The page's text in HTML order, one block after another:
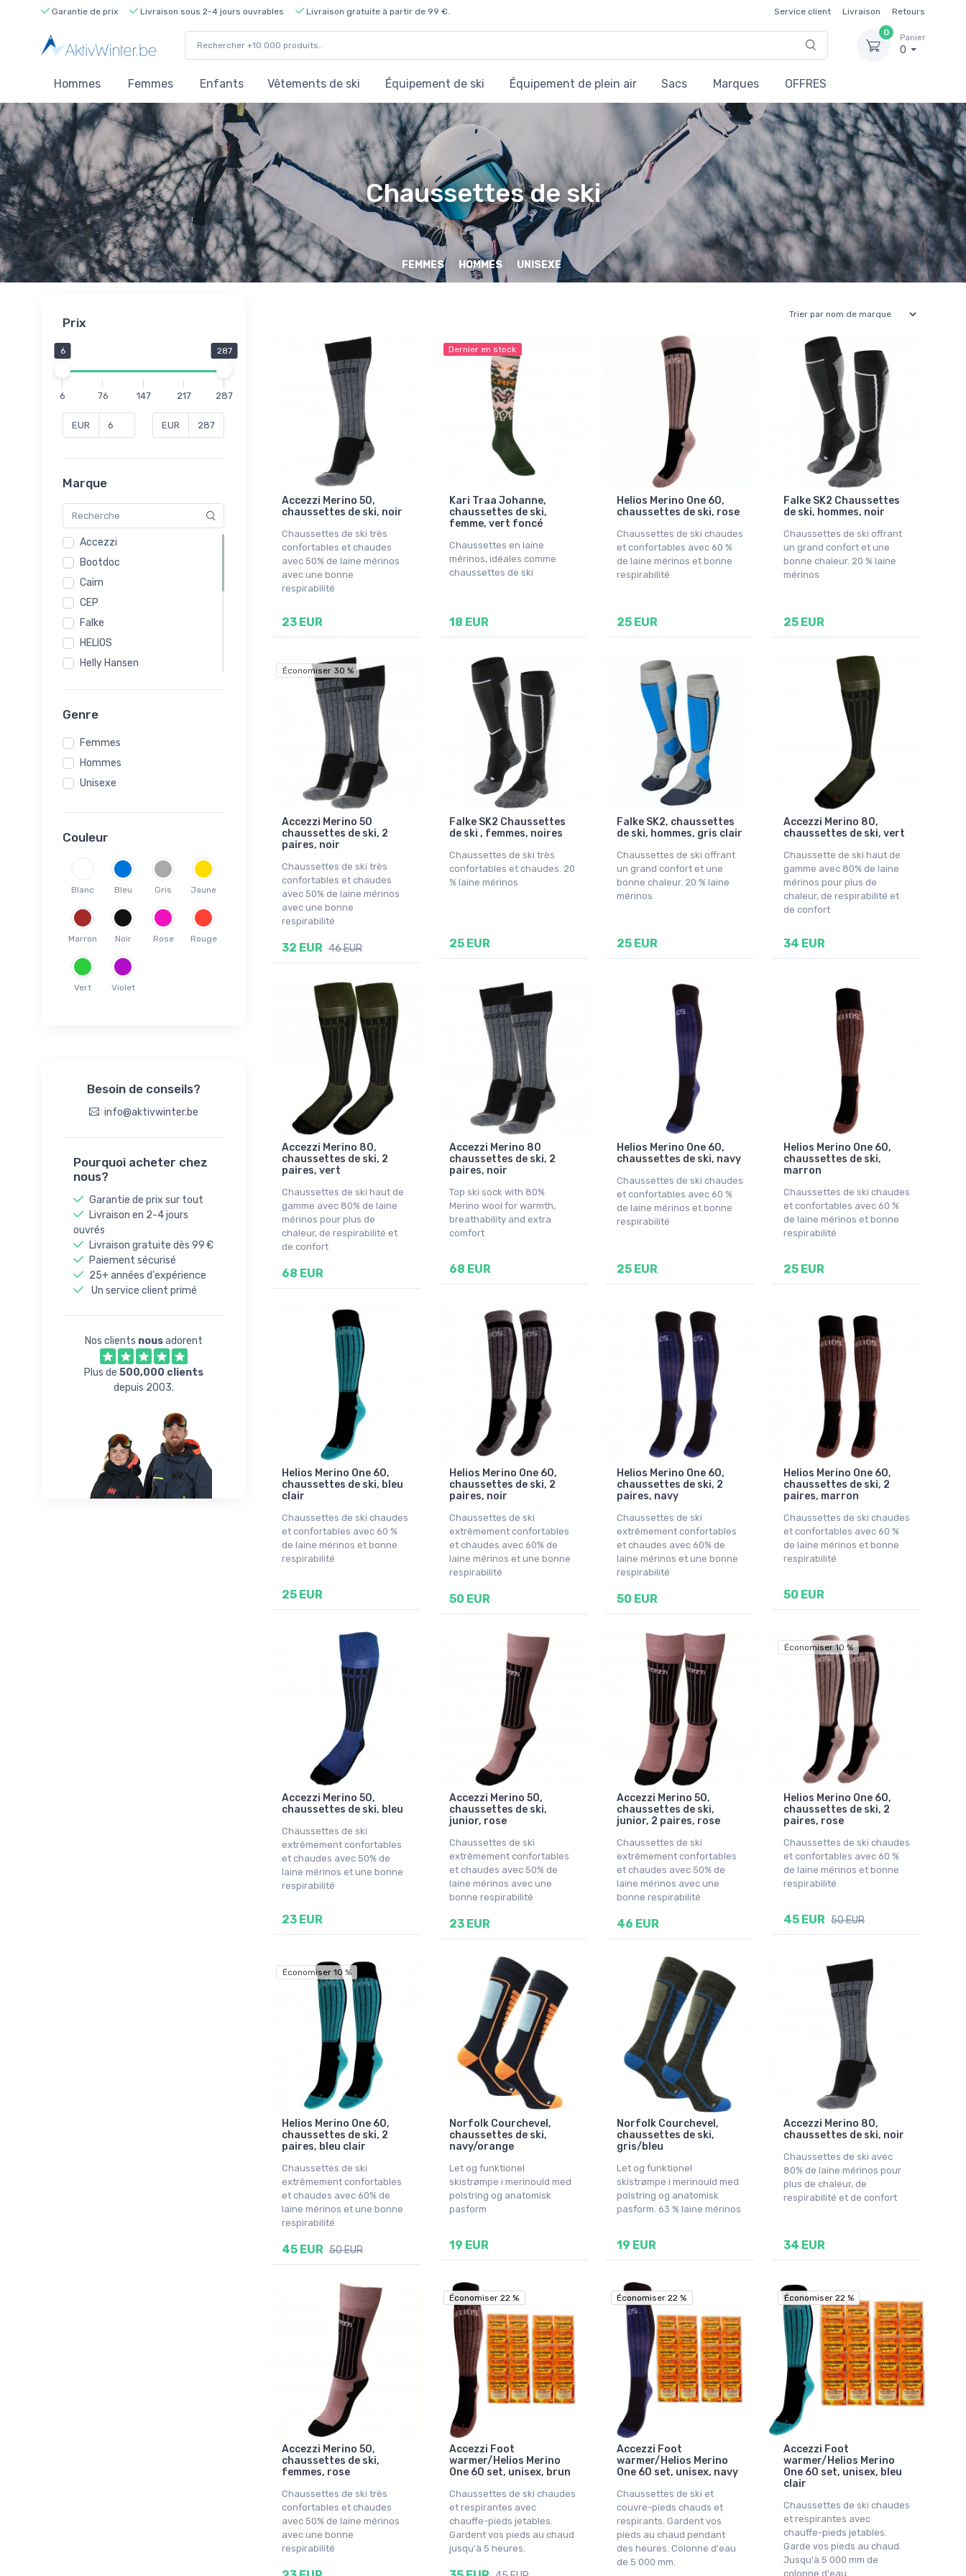
Garantie de prix Livraison sous 2-4 jours ouvrables Livraison gratuite à partir de 99 €. Service client Livraison Retours
0
Panier
0
Hommes Femmes Enfants Vêtements de ski Équipement de ski Équipement de plein air Sacs Marques OFFRES
Chaussettes de ski
FEMMES HOMMES UNISEXE
Prix
6 287
6 76 147 217 287
EUR EUR
Marque
Accezzi
Bootdoc
Cairn
CEP
Falke
HELIOS
Helly Hansen
Norfolk
Ortovox
POC
Swix
Ulvang
Genre
Femmes
Hommes
Unisexe
Couleur
Blanc Bleu Gris Jaune
Marron Noir Rose Rouge
Vert Violet
Besoin de conseils?
info@aktivwinter.be
Pourquoi acheter chez
nous?
Garantie de prix sur tout
Livraison en 2-4 jours
ouvrés
Livraison gratuite dès 99 €
Paiement sécurisé
25+ années d'expérience
Un service client primé
Nos clients nousadorent
Plus de 500,000 clients
depuis 2003.
Accezzi Merino 50,
chaussettes de ski, noir
Chaussettes de ski très
confortables et chaudes
avec 50% de laine mérinos
avec une bonne
respirabilité
23 EUR
Dernier en stock
Kari Traa Johanne,
chaussettes de ski,
femme, vert foncé
Chaussettes en laine
mérinos, idéales comme
chaussettes de ski
18 EUR
Helios Merino One 60,
chaussettes de ski, rose
Chaussettes de ski chaudes
et confortables avec 60 %
de laine mérinos et bonne
respirabilité
25 EUR
Falke SK2 Chaussettes
de ski, hommes, noir
Chaussettes de ski offrant
un grand confort et une
bonne chaleur. 20 % laine
mérinos
25 EUR
Économiser 30 %
Accezzi Merino 50
chaussettes de ski, 2
paires, noir
Chaussettes de ski très
confortables et chaudes
avec 50% de laine mérinos
avec une bonne
respirabilité
32 EUR 46 EUR
Falke SK2 Chaussettes
de ski , femmes, noires
Chaussettes de ski très
confortables et chaudes. 20
% laine mérinos
25 EUR
Falke SK2, chaussettes
de ski, hommes, gris clair
Chaussettes de ski offrant
un grand confort et une
bonne chaleur. 20 % laine
mérinos
25 EUR
Accezzi Merino 80,
chaussettes de ski, vert
Chaussette de ski haut de
gamme avec 80% de laine
mérinos pour plus de
chaleur, de respirabilité et
de confort
34 EUR
Accezzi Merino 80,
chaussettes de ski, 2
paires, vert
Chaussettes de ski haut de
gamme avec 80% de laine
mérinos pour plus de
chaleur, de respirabilité et
de confort
68 EUR
Accezzi Merino 80
chaussettes de ski, 2
paires, noir
Top ski sock with 80%
Merino wool for warmth,
breathability and extra
comfort
68 EUR
Helios Merino One 60,
chaussettes de ski, navy
Chaussettes de ski chaudes
et confortables avec 60 %
de laine mérinos et bonne
respirabilité
25 EUR
Helios Merino One 60,
chaussettes de ski,
marron
Chaussettes de ski chaudes
et confortables avec 60 %
de laine mérinos et bonne
respirabilité
25 EUR
Helios Merino One 60,
chaussettes de ski, bleu
clair
Chaussettes de ski chaudes
et confortables avec 60 %
de laine mérinos et bonne
respirabilité
25 EUR
Helios Merino One 60,
chaussettes de ski, 2
paires, noir
Chaussettes de ski
extrêmement confortables
et chaudes avec 60% de
laine mérinos et une bonne
respirabilité
50 EUR
Helios Merino One 60,
chaussettes de ski, 2
paires, navy
Chaussettes de ski
extrêmement confortables
et chaudes avec 60% de
laine mérinos et une bonne
respirabilité
50 EUR
Helios Merino One 60,
chaussettes de ski, 2
paires, marron
Chaussettes de ski chaudes
et confortables avec 60 %
de laine mérinos et bonne
respirabilité
50 EUR
Accezzi Merino 50,
chaussettes de ski, bleu
Chaussettes de ski
extrêmement confortables
et chaudes avec 50% de
laine mérinos et une bonne
respirabilité
23 EUR
Accezzi Merino 50,
chaussettes de ski,
junior, rose
Chaussettes de ski
extrêmement confortables
et chaudes avec 50% de
laine mérinos avec une
bonne respirabilité
23 EUR
Accezzi Merino 50,
chaussettes de ski,
junior, 2 paires, rose
Chaussettes de ski
extrêmement confortables
et chaudes avec 50% de
laine mérinos avec une
bonne respirabilité
46 EUR
Économiser 10 %
Helios Merino One 60,
chaussettes de ski, 2
paires, rose
Chaussettes de ski chaudes
et confortables avec 60 %
de laine mérinos et bonne
respirabilité
45 EUR 50 EUR
Économiser 10 %
Helios Merino One 60,
chaussettes de ski, 2
paires, bleu clair
Chaussettes de ski
extrêmement confortables
et chaudes avec 60% de
laine mérinos et une bonne
respirabilité
45 EUR 50 EUR
Norfolk Courchevel,
chaussettes de ski,
navy/orange
Let og funktionel
skistrømpe i merinould med
polstring og anatomisk
pasform
19 EUR
Norfolk Courchevel,
chaussettes de ski,
gris/bleu
Let og funktionel
skistrømpe i merinould med
polstring og anatomisk
pasform. 63 % laine mérinos
19 EUR
Accezzi Merino 80,
chaussettes de ski, noir
Chaussettes de ski avec
80% de laine mérinos pour
plus de chaleur, de
respirabilité et de confort
34 EUR
Accezzi Merino 50,
chaussettes de ski,
femmes, rose
Chaussettes de ski très
confortables et chaudes
avec 50% de laine mérinos
avec une bonne
respirabilité
Économiser 22 %
Économiser 22 %
Accezzi Foot
warmer/Helios Merino
One 60 set, unisex, brun
Chaussettes de ski chaudes
et respirantes avec
chauffe-pieds jetables.
Gardent vos pieds au chaud
jusqu'à 5 heures.
Économiser 22 %
Économiser 22 %
Accezzi Foot
warmer/Helios Merino
One 60 set, unisex, navy
Chaussettes de ski et
couvre-pieds chauds et
respirants. Gardent vos
pieds au chaud pendant
des heures. Colonne d'eau
de 5 000 mm.
Économiser 22 %
Économiser 22 %
Accezzi Foot
warmer/Helios Merino
One 60 set, unisex, bleu
clair
Chaussettes de ski chaudes
et respirantes avec
chauffe-pieds jetables.
Garde vos pieds au chaud.
Jusqu'à 5 000 mm de
colonne d'eau.